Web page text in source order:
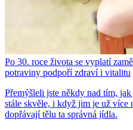
Po 30. roce života se vyplatí
potraviny podpoří zdraví i vitalitu
Přemýšleli jste někdy nad tím,
stále skvěle, i když jim je už více
dopřávají tělu ta správná jídla.